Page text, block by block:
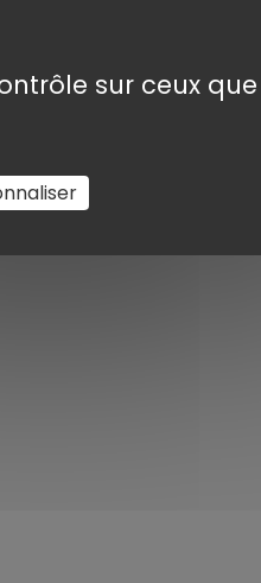
sur ceux que